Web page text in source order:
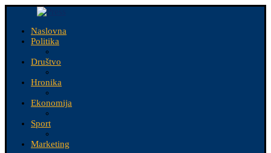
Naslovna
Politika
Društvo
Hronika
Ekonomija
Sport
Marketing